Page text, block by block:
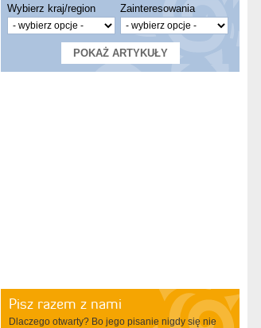
Wybierz kraj/region Zainteresowania
Pisz razem z nami
Dlaczego otwarty? Bo jego pisanie nigdy się nie